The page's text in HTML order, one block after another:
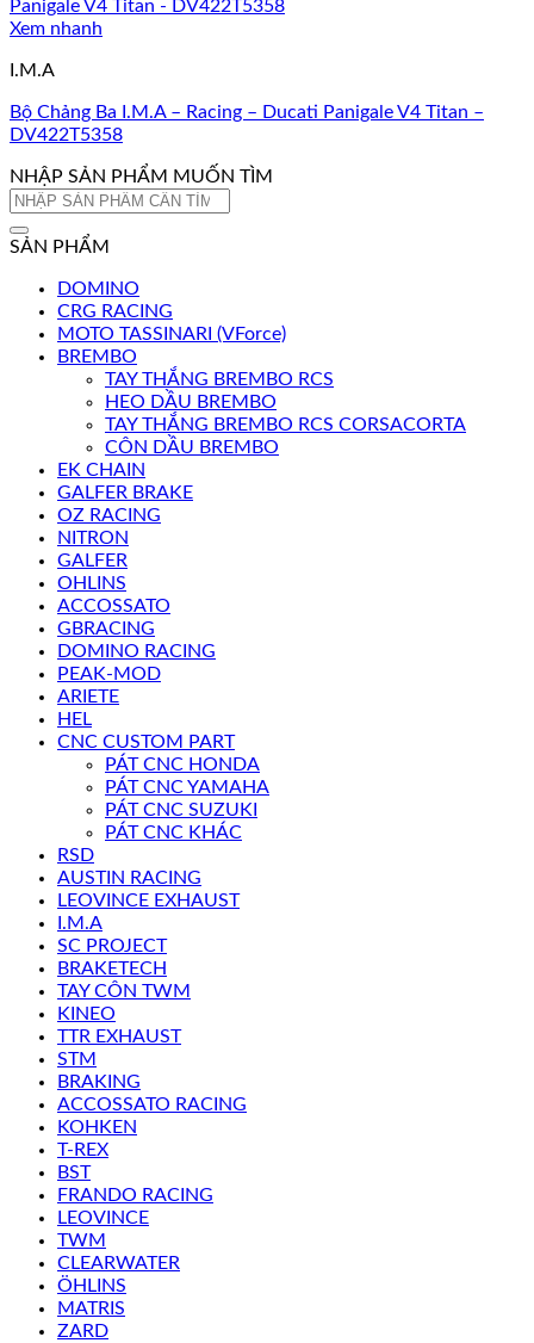
Xem nhanh
I.M.A
Bộ Chảng Ba I.M.A – Racing – Ducati Panigale V4 Titan –
DV422T5358
NHẬP SẢN PHẨM MUỐN TÌM
Tìm
SẢN PHẨM
DOMINO
CRG RACING
MOTO TASSINARI (VForce)
BREMBO
TAY THẮNG BREMBO RCS
HEO DẦU BREMBO
TAY THẮNG BREMBO RCS CORSACORTA
CÔN DẦU BREMBO
EK CHAIN
GALFER BRAKE
OZ RACING
NITRON
GALFER
OHLINS
ACCOSSATO
GBRACING
DOMINO RACING
PEAK-MOD
ARIETE
HEL
CNC CUSTOM PART
PÁT CNC HONDA
PÁT CNC YAMAHA
PÁT CNC SUZUKI
PÁT CNC KHÁC
RSD
AUSTIN RACING
LEOVINCE EXHAUST
I.M.A
SC PROJECT
BRAKETECH
TAY CÔN TWM
KINEO
TTR EXHAUST
STM
BRAKING
ACCOSSATO RACING
KOHKEN
T-REX
BST
FRANDO RACING
LEOVINCE
TWM
CLEARWATER
ÖHLINS
MATRIS
ZARD